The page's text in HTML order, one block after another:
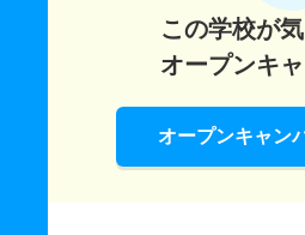
この学校が
オープンキ
オープンキャン